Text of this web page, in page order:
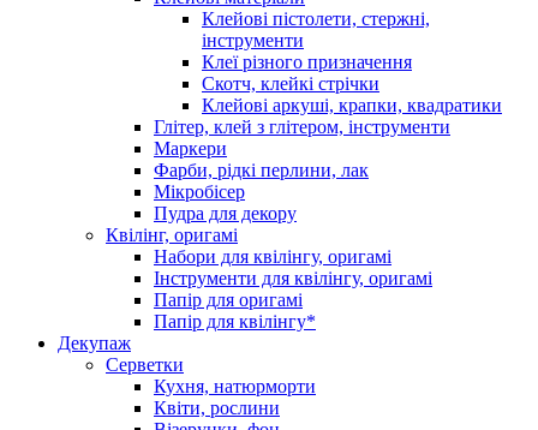
Клейові пістолети, стержні,
інструменти
Клеї різного призначення
Скотч, клейкі стрічки
Клейові аркуші, крапки, квадратики
Глітер, клей з глітером, інструменти
Маркери
Фарби, рідкі перлини, лак
Мікробісер
Пудра для декору
Квілінг, оригамі
Набори для квілінгу, оригамі
Інструменти для квілінгу, оригамі
Папір для оригамі
Папір для квілінгу*
Декупаж
Серветки
Кухня, натюрморти
Квіти, рослини